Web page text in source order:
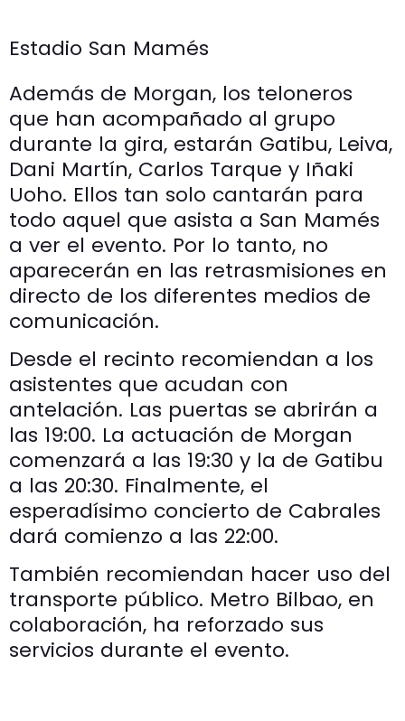
Estadio San Mamés
Además de Morgan, los teloneros
que han acompañado al grupo
durante la gira, estarán Gatibu, Leiva,
Dani Martín, Carlos Tarque y Iñaki
Uoho. Ellos tan solo cantarán para
todo aquel que asista a San Mamés
a ver el evento. Por lo tanto, no
aparecerán en las retrasmisiones en
directo de los diferentes medios de
comunicación.
Desde el recinto recomiendan a los
asistentes que acudan con
antelación. Las puertas se abrirán a
las 19:00. La actuación de Morgan
comenzará a las 19:30 y la de Gatibu
a las 20:30. Finalmente, el
esperadísimo concierto de Cabrales
dará comienzo a las 22:00.
También recomiendan hacer uso del
transporte público. Metro Bilbao, en
colaboración, ha reforzado sus
servicios durante el evento.